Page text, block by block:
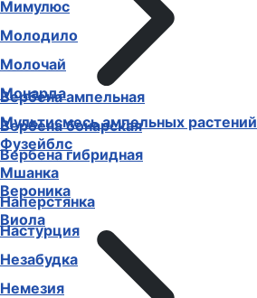
Вербена ампельная
Вербена бонарская
Вербена гибридная
Вероника
Виола
Мимулюс
Молодило
Молочай
Монарда
Мультисмесь ампельных растений
Фузейблс
Мшанка
Наперстянка
Настурция
Незабудка
Немезия